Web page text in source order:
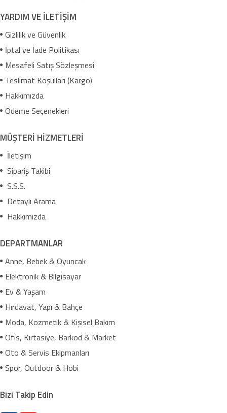
YARDIM VE İLETİŞİM
Gizlilik ve Güvenlik
İptal ve İade Politikası
Mesafeli Satış Sözleşmesi
Teslimat Koşulları (Kargo)
Hakkımızda
Ödeme Seçenekleri
MÜŞTERİ HİZMETLERİ
İletişim
Sipariş Takibi
S.S.S.
Detaylı Arama
Hakkımızda
DEPARTMANLAR
Anne, Bebek & Oyuncak
Elektronik & Bilgisayar
Ev & Yaşam
Hırdavat, Yapı & Bahçe
Moda, Kozmetik & Kişisel Bakım
Ofis, Kırtasiye, Barkod & Market
Oto & Servis Ekipmanları
Spor, Outdoor & Hobi
Bizi Takip Edin